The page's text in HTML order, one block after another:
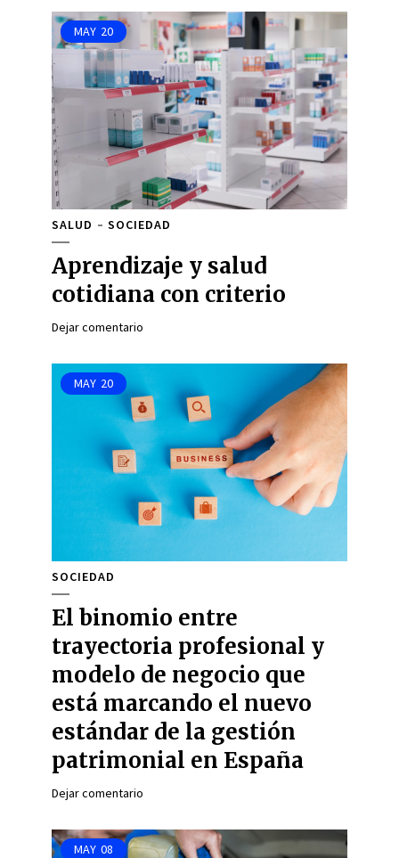
MAY 20
SALUD SOCIEDAD
Aprendizaje y salud
cotidiana con criterio
Dejar comentario
MAY 20
SOCIEDAD
El binomio entre
trayectoria profesional y
modelo de negocio que
está marcando el nuevo
estándar de la gestión
patrimonial en España
Dejar comentario
MAY 08